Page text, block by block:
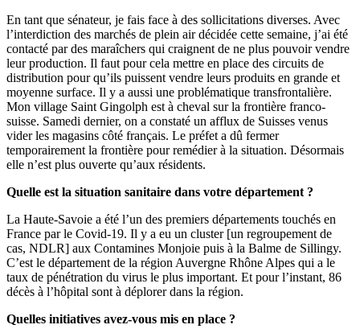
En tant que sénateur, je fais face à des sollicitations diverses. Avec
l’interdiction des marchés de plein air décidée cette semaine, j’ai été
contacté par des maraîchers qui craignent de ne plus pouvoir vendre
leur production. Il faut pour cela mettre en place des circuits de
distribution pour qu’ils puissent vendre leurs produits en grande et
moyenne surface. Il y a aussi une problématique transfrontalière.
Mon village Saint Gingolph est à cheval sur la frontière franco-
suisse. Samedi dernier, on a constaté un afflux de Suisses venus
vider les magasins côté français. Le préfet a dû fermer
temporairement la frontière pour remédier à la situation. Désormais
elle n’est plus ouverte qu’aux résidents.
Quelle est la situation sanitaire dans votre département ?
La Haute-Savoie a été l’un des premiers départements touchés en
France par le Covid-19. Il y a eu un cluster [un regroupement de
cas, NDLR] aux Contamines Monjoie puis à la Balme de Sillingy.
C’est le département de la région Auvergne Rhône Alpes qui a le
taux de pénétration du virus le plus important. Et pour l’instant, 86
décès à l’hôpital sont à déplorer dans la région.
Quelles initiatives avez-vous mis en place ?